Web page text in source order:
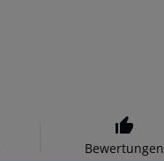
Bewertungen